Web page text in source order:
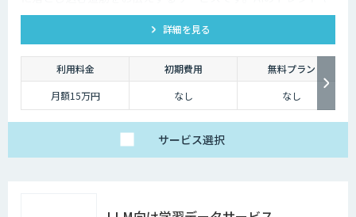
最新の事例はもちろん、自社にあった活用を安価にクイックに
詳細を見る
利用料金 初期費用
無料プラン
月額15万円
なし なし
サービス選択